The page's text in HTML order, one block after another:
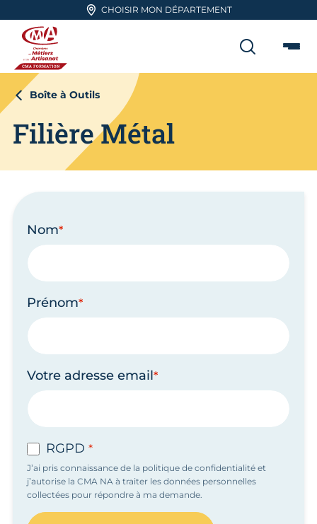
Aller en haut de pageCHOISIR MON DÉPARTEMENT
CMA FORMATION
Boîte à Outils
Filière Métal
Nom
Prénom
Votre adresse email
RGPD
J’ai pris connaissance de la politique de confidentialité et
j’autorise la CMA NA à traiter les données personnelles
collectées pour répondre à ma demande.